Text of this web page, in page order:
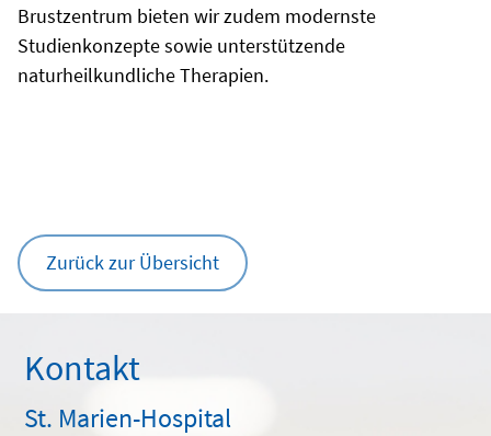
Brustzentrum bieten wir zudem modernste
Studienkonzepte sowie unterstützende
naturheilkundliche Therapien.
Zurück zur Übersicht
Kontakt
St. Marien-Hospital